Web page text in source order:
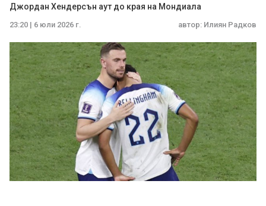
Джордан Хендерсън аут до края на Мондиала
23:20 | 6 юли 2026 г. автор: Илиян Радков